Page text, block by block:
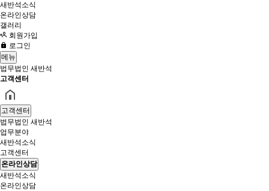
새반석소식
온라인상담
갤러리
회원가입
로그인
메뉴
법무법인 새반석
고객센터
고객센터
법무법인 새반석
업무분야
새반석소식
고객센터
온라인상담
새반석소식
온라인상담